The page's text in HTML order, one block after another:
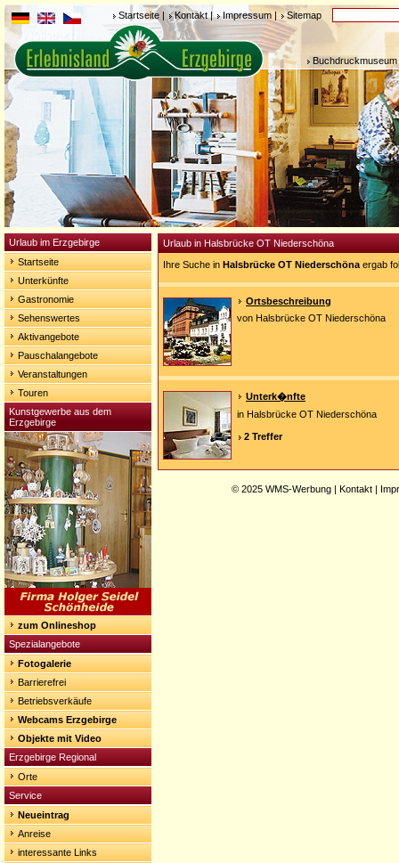
Startseite | Kontakt | Impressum | Sitemap
Urlaub im Erzgebirge
Startseite
Unterkünfte
Gastronomie
Sehenswertes
Aktivangebote
Pauschalangebote
Veranstaltungen
Touren
Kunstgewerbe aus dem
Erzgebirge
zum Onlineshop
Spezialangebote
Fotogalerie
Barrierefrei
Betriebsverkäufe
Webcams Erzgebirge
Objekte mit Video
Erzgebirge Regional
Orte
Service
Neueintrag
Anreise
interessante Links
Urlaub in Halsbrücke OT Niederschöna
Ihre Suche in Halsbrücke OT Niederschöna ergab
Ortsbeschreibung
von Halsbrücke OT Niederschöna
Unterk�nfte
in Halsbrücke OT Niederschöna
2 Treffer
© 2025 WMS-Werbung | Kontakt |